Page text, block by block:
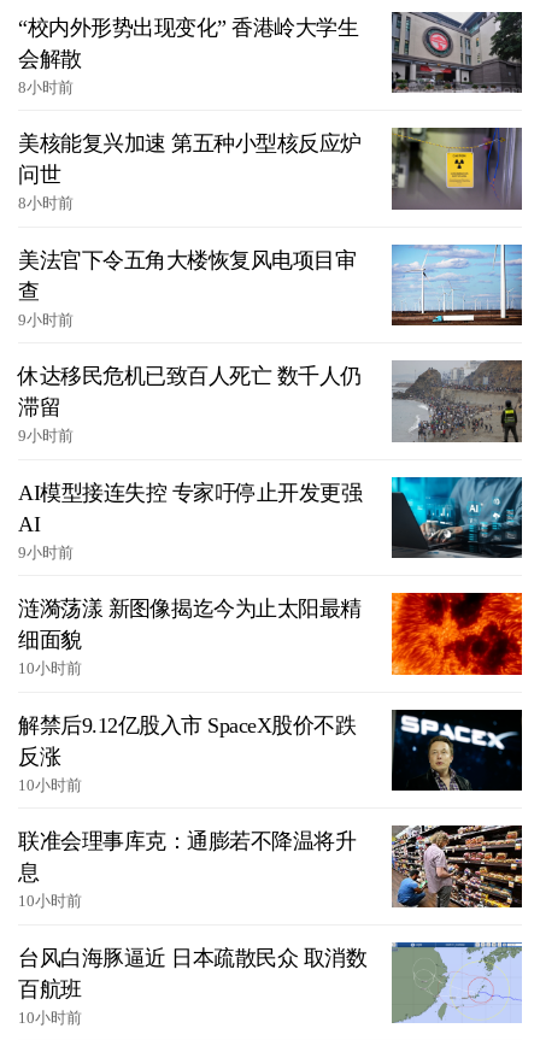
“校内外形势出现变化” 香港岭大学生
会解散
8小时前
美核能复兴加速 第五种小型核反应炉
问世
8小时前
美法官下令五角大楼恢复风电项目审
查
9小时前
休达移民危机已致百人死亡 数千人仍
滞留
9小时前
AI模型接连失控 专家吁停止开发更强
AI
9小时前
涟漪荡漾 新图像揭迄今为止太阳最精
细面貌
10小时前
解禁后9.12亿股入市 SpaceX股价不跌
反涨
10小时前
联准会理事库克：通膨若不降温将升
息
10小时前
台风白海豚逼近 日本疏散民众 取消数
百航班
10小时前